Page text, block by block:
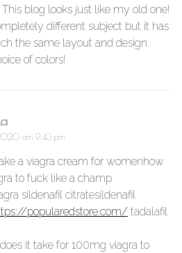
blog looks just like my old one!
different subject but it has
the same layout and design.
of colors!
om 9:43 pm
a viagra cream for womenhow
to fuck like a champ
sildenafil citratesildenafil
popularedstore.com/tadalafil
it take for 100mg viagra to